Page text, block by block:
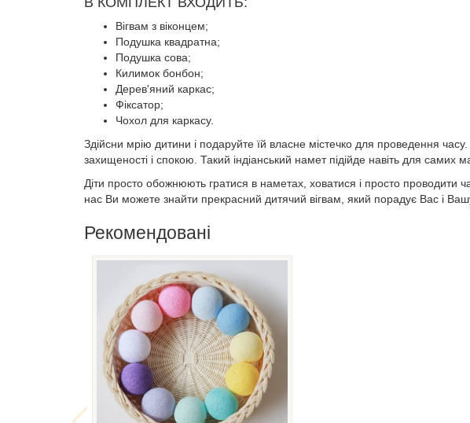
Вігвам з віконцем;
Подушка квадратна;
Подушка сова;
Килимок бонбон;
Дерев'яний каркас;
Фіксатор;
Чохол для каркасу.
Здійсни мрію дитини і подаруйте їй власне містечко для проведення
захищеності і спокою. Такий індіанський намет підійде навіть для самих
Діти просто обожнюють гратися в наметах, ховатися і просто
нас Ви можете знайти прекрасний дитячий вігвам, який порадує Вас і
Рекомендовані